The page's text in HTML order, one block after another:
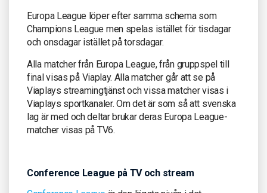
Europa League löper efter samma schema som
Champions League men spelas istället för tisdagar
och onsdagar istället på torsdagar.
Alla matcher från Europa League, från gruppspel till
final visas på Viaplay. Alla matcher går att se på
Viaplays streamingtjänst och vissa matcher visas i
Viaplays sportkanaler. Om det är som så att svenska
lag är med och deltar brukar deras Europa League-
matcher visas på TV6.
Conference League på TV och stream